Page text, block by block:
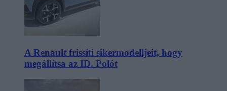
A Renault frissíti sikermodelljeit, hogy
megállítsa az ID. Polót